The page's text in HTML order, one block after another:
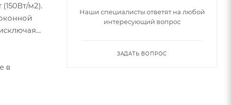
м2).
в
Наши специалисты ответят на любой
интересующий вопрос
ЗАДАТЬ ВОПРОС